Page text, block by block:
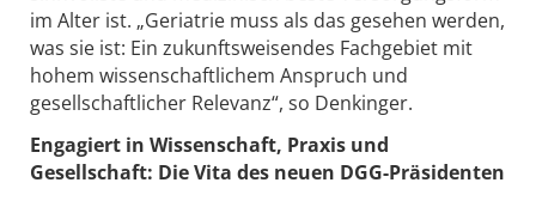
im Alter ist. „Geriatrie muss als das gesehen werden,
was sie ist: Ein zukunftsweisendes Fachgebiet mit
hohem wissenschaftlichem Anspruch und
gesellschaftlicher Relevanz“, so Denkinger.
Engagiert in Wissenschaft, Praxis und
Gesellschaft: Die Vita des neuen DGG-Präsidenten